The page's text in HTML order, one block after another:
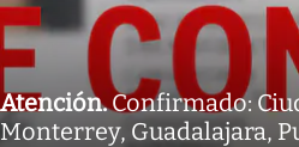
Atención.Confirmado:
Monterrey, Guadalajara,